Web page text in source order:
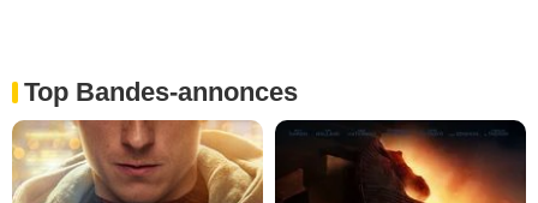
Top Bandes-annonces